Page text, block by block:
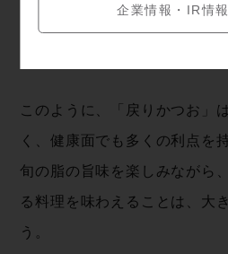
企業情報・IR情
このように、「戻りかつお」
く、健康面でも多くの利点を
旬の脂の旨味を楽しみながら
る料理を味わえることは、大
う。